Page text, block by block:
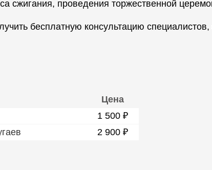
сжигания, проведения торжественной
бесплатную консультацию
Цена
1 500 ₽
2 900 ₽